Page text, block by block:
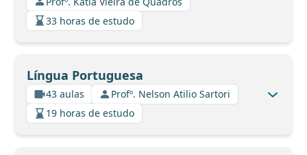
33 horas de estudo
Língua Portuguesa
43 aulas
Profº. Nelson Atilio Sartori
19 horas de estudo